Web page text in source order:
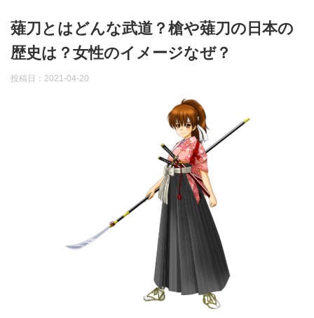
薙刀とはどんな武道？槍や薙刀の日本の
歴史は？女性のイメージなぜ？
投稿日： 2021-04-20